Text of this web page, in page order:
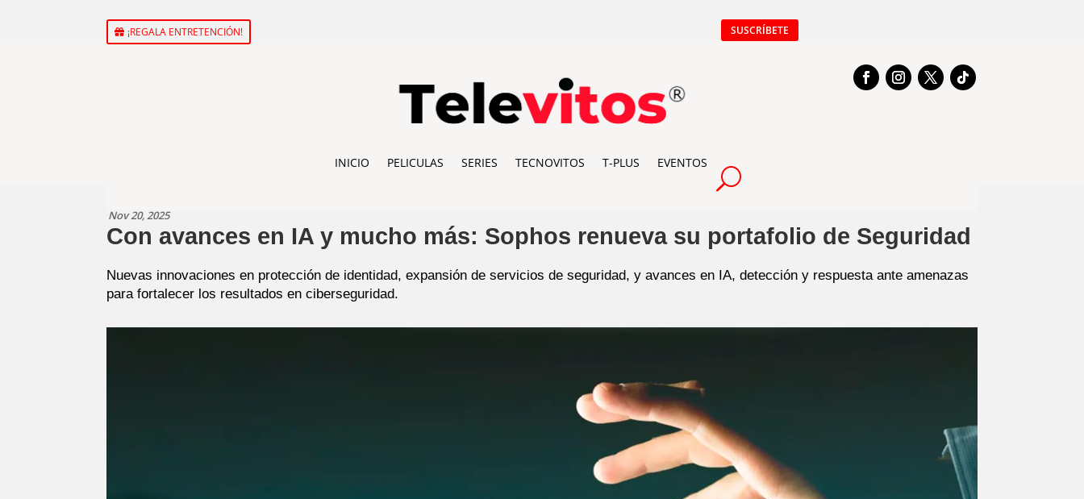
¡REGALA ENTRETENCIÓN! SUSCRÍBETE
INICIO PELICULAS SERIES TECNOVITOS T-PLUS EVENTOS
Nov 20, 2025
Con avances en IA y mucho más: Sophos renueva su portafolio de Seguridad
Nuevas innovaciones en protección de identidad, expansión de servicios de seguridad, y avances en IA, detección y respuesta ante amenazas
para fortalecer los resultados en ciberseguridad.